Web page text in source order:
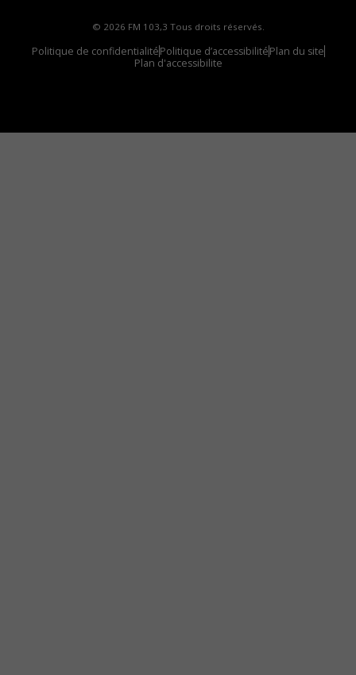
© 2026 FM 103,3 Tous droits réservés.
Politique de confidentialitéPolitique d’accessibilitéPlan du site
Plan d'accessibilite